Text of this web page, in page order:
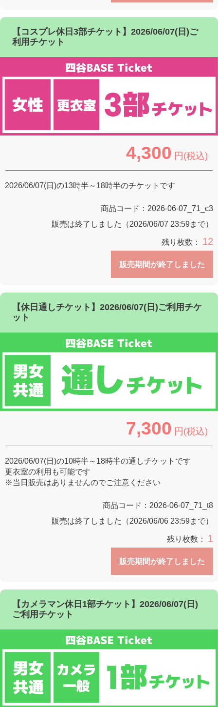
【コスプレ休日3部チケット】2026/06/07(日)ご
利用チケット
4,300 円(税込)
2026/06/07(日)の13時半～18時半のチケットです
商品コード： 2026-06-07_71_c3
販売は終了しました（2026/06/07 23:59まで）
残り枚数： 12
販売期間が終了しました
【休日通しチケット】2026/06/07(日)ご利用チケ
ット
7,300 円(税込)
2026/06/07(日)の10時半～18時半の通しチケットです
更衣室の利用も可能です
※当日販売はありませんのでご注意ください
商品コード： 2026-06-07_71_t8
販売は終了しました（2026/06/06 23:59まで）
残り枚数： 1
販売期間が終了しました
【カメラマン休日1部チケット】2026/06/07(日)
ご利用チケット